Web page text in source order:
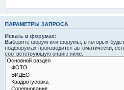
ПАРАМЕТРЫ ЗАПРОСА
Искать в форумах:
Выберите форум или форумы, в которых
подфорумах производится автоматически,
соответствующую опцию ниже.